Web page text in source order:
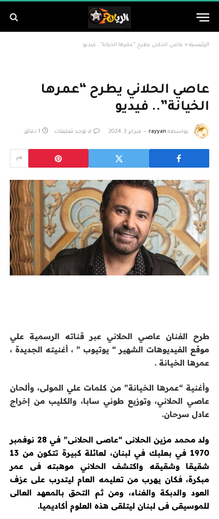
الرئيسية » عاصي الحلاني يطرح “عمرها الخيانة”.. فيديو
عاصي الحلاني يطرح “عمرها
الخيانة”.. فيديو
بواسطة rayyan فبراير 3, 2024 لا توجد تعليقات 1 دقائق
طرح الفنان عاصي الحلاني عبر قناته الرسمية علي
موقع الفيديوهات الشهير “ يوتيوب ” ، أغنيته الجديدة ،
عمرها الخيانة .
وأغنية “عمرها الخيانة” من كلمات علي المولى، وألحان
عاصي الحلاني، وتوزيع طوني سابا، والكليب من إخراج
عادل سرحان.
ولد محمد مزين الحلانى “عاصى الحلانى” في 28 نوفمبر
1970 في بعلبك في لبنان، لعائلة كبيرة تتكون من 13
شقيقا وشقيقه واكتشف الحلاني موهبته فى عمر
مبكرة، فكان يهرب من تعليمه العام ليتدرب على عزف
العود والدبكة والغناء، ومن ثم التحق بالمعهد العالى
للموسيقى فى لبنان ليتلقى هذه العلوم أكاديميا.